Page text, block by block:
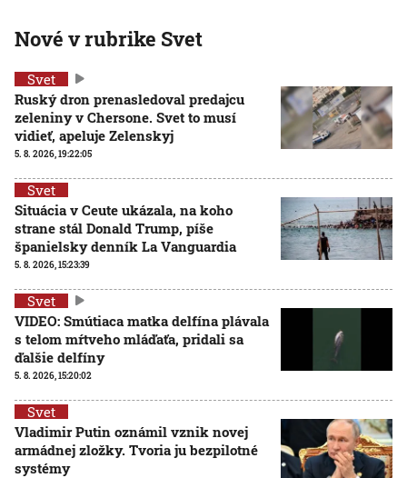
Nové v rubrike Svet
Svet
Ruský dron prenasledoval predajcu
zeleniny v Chersone. Svet to musí
vidieť, apeluje Zelenskyj
5. 8. 2026, 19:22:05
Svet
Situácia v Ceute ukázala, na koho
strane stál Donald Trump, píše
španielsky denník La Vanguardia
5. 8. 2026, 15:23:39
Svet
VIDEO: Smútiaca matka delfína plávala
s telom mŕtveho mláďaťa, pridali sa
ďalšie delfíny
5. 8. 2026, 15:20:02
Svet
Vladimir Putin oznámil vznik novej
armádnej zložky. Tvoria ju bezpilotné
systémy